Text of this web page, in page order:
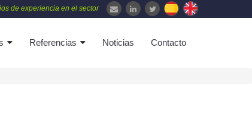
de experiencia en el sector
Referencias Noticias Contacto